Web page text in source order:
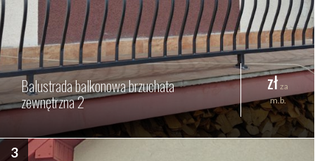
Balustrada balkonowa brzuchata
zewnętrzna 2
zł za
m.b.
3